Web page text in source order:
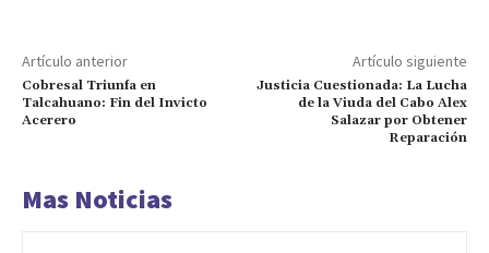
Artículo anterior
Cobresal Triunfa en
Talcahuano: Fin del Invicto
Acerero
Artículo siguiente
Justicia Cuestionada: La Lucha
de la Viuda del Cabo Alex
Salazar por Obtener
Reparación
Mas Noticias